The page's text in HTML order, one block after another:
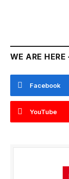
WE ARE HERE
Facebook
YouTube